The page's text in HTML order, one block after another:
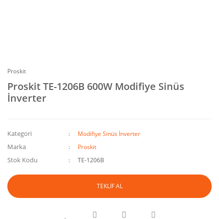
Proskit
Proskit TE-1206B 600W Modifiye Sinüs
İnverter
Kategori Modifiye Sinüs İnverter
Marka Proskit
Stok Kodu TE-1206B
TEKLİF AL